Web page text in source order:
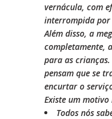
vernácula, com
interrompida por
Além disso, a
completamente,
para as crianças.
pensam que se
encurtar o
Existe um
Todos nós